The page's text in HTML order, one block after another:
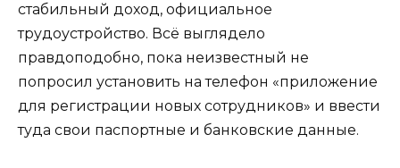
стабильный доход, официальное
трудоустройство. Всё выглядело
правдоподобно, пока неизвестный не
попросил установить на телефон «приложение
для регистрации новых сотрудников» и ввести
туда свои паспортные и банковские данные.